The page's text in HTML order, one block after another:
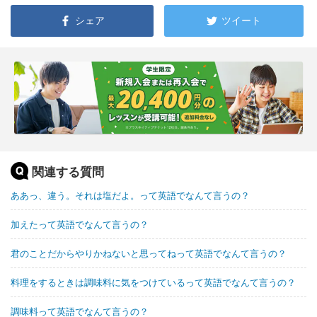
シェア ツイート
関連する質問
ああっ、違う。それは塩だよ。って英語でなんて言うの？
加えたって英語でなんて言うの？
君のことだからやりかねないと思ってねって英語でなんて言うの？
料理をするときは調味料に気をつけているって英語でなんて言うの？
調味料って英語でなんて言うの？